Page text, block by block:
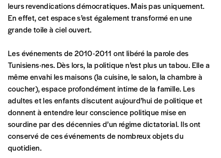
Se connecter
CONNEXION
Mot de passe oublié?
Formulaire de
commande
A partir de 2021,Imag, le magazine de
l’interculturel,vous est proposé àPRIX LIBRE.
Le prix libre est un mode de fixation du prix
par l’acheteur d’un bien ou d’un service, qui
peut être une manière pour lui de payer le prix
qu’il estime juste. Dans l’objectif de rendre nos
activités et publications accessibles, et
d’affirmer notre attachement aux valeurs de
leurs revendications démocratiques. Mais pas uniquement.
En effet, cet espace s’est également transformé en une
grande toile à ciel ouvert.
Les événements de 2010-2011 ont libéré la parole des
Tunisiens·nes. Dès lors, la politique n’est plus un tabou. Elle a
même envahi les maisons (la cuisine, le salon, la chambre à
coucher), espace profondément intime de la famille. Les
adultes et les enfants discutent aujourd’hui de politique et
donnent à entendre leur conscience politique mise en
sourdine par des décennies d’un régime dictatorial. Ils ont
conservé de ces événements de nombreux objets du
quotidien.